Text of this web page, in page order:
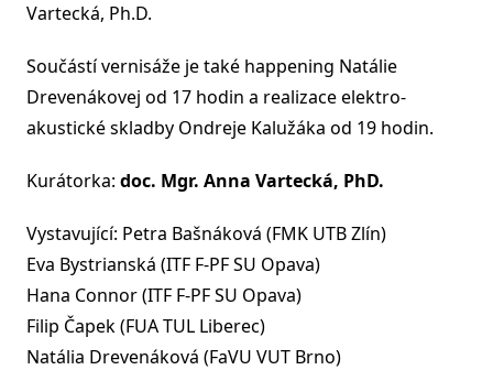
Vartecká, Ph.D.
Součástí vernisáže je také happening Natálie
Drevenákovej od 17 hodin a realizace elektro-
akustické skladby Ondreje Kalužáka od 19 hodin.
Kurátorka: doc. Mgr. Anna Vartecká, PhD.
Vystavující: Petra Bašnáková (FMK UTB Zlín)
Eva Bystrianská (ITF F-PF SU Opava)
Hana Connor (ITF F-PF SU Opava)
Filip Čapek (FUA TUL Liberec)
Natália Drevenáková (FaVU VUT Brno)